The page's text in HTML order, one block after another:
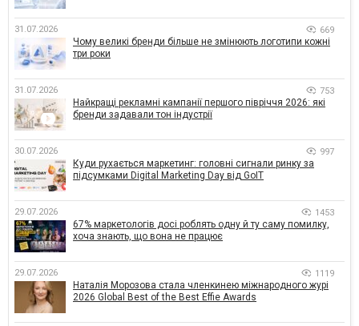
31.07.2026 669
Чому великі бренди більше не змінюють логотипи кожні
три роки
31.07.2026 753
Найкращі рекламні кампанії першого півріччя 2026: які
бренди задавали тон індустрії
30.07.2026 997
Куди рухається маркетинг: головні сигнали ринку за
підсумками Digital Marketing Day від GoIT
29.07.2026 1453
67% маркетологів досі роблять одну й ту саму помилку,
хоча знають, що вона не працює
29.07.2026 1119
Наталія Морозова стала членкинею міжнародного журі
2026 Global Best of the Best Effie Awards